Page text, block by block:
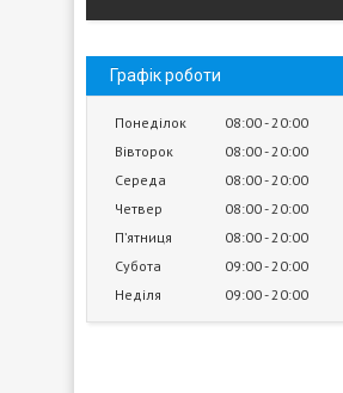
Графік роботи
Понеділок 08:00 20:00
Вівторок
08:00 20:00
Середа
08:00 20:00
Четвер
08:00 20:00
Пʼятниця
08:00 20:00
Субота
09:00 20:00
Неділя
09:00 20:00